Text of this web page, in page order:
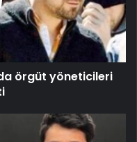
örgüt yöneticileri